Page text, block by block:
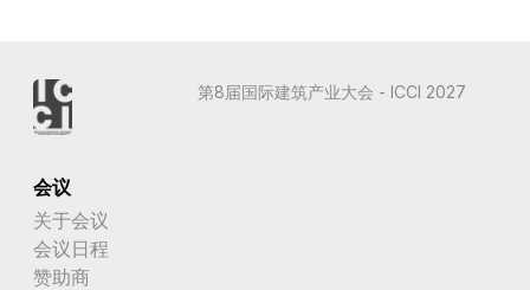
第8届国际建筑产业大会 - ICCI 2027
会议
关于会议
会议日程
赞助商